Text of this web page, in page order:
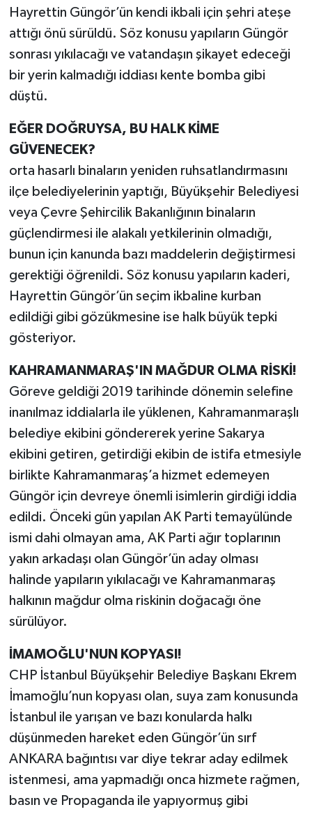
Hayrettin Güngör’ün kendi ikbali için şehri ateşe
attığı önü sürüldü. Söz konusu yapıların Güngör
sonrası yıkılacağı ve vatandaşın şikayet edeceği
bir yerin kalmadığı iddiası kente bomba gibi
düştü.
EĞER DOĞRUYSA, BU HALK KİME
GÜVENECEK?
orta hasarlı binaların yeniden ruhsatlandırmasını
ilçe belediyelerinin yaptığı, Büyükşehir Belediyesi
veya Çevre Şehircilik Bakanlığının binaların
güçlendirmesi ile alakalı yetkilerinin olmadığı,
bunun için kanunda bazı maddelerin değiştirmesi
gerektiği öğrenildi. Söz konusu yapıların kaderi,
Hayrettin Güngör’ün seçim ikbaline kurban
edildiği gibi gözükmesine ise halk büyük tepki
gösteriyor.
KAHRAMANMARAŞ'IN MAĞDUR OLMA RİSKİ!
Göreve geldiği 2019 tarihinde dönemin selefine
inanılmaz iddialarla ile yüklenen, Kahramanmaraşlı
belediye ekibini göndererek yerine Sakarya
ekibini getiren, getirdiği ekibin de istifa etmesiyle
birlikte Kahramanmaraş’a hizmet edemeyen
Güngör için devreye önemli isimlerin girdiği iddia
edildi. Önceki gün yapılan AK Parti temayülünde
ismi dahi olmayan ama, AK Parti ağır toplarının
yakın arkadaşı olan Güngör’ün aday olması
halinde yapıların yıkılacağı ve Kahramanmaraş
halkının mağdur olma riskinin doğacağı öne
sürülüyor.
İMAMOĞLU'NUN KOPYASI!
CHP İstanbul Büyükşehir Belediye Başkanı Ekrem
İmamoğlu’nun kopyası olan, suya zam konusunda
İstanbul ile yarışan ve bazı konularda halkı
düşünmeden hareket eden Güngör’ün sırf
ANKARA bağıntısı var diye tekrar aday edilmek
istenmesi, ama yapmadığı onca hizmete rağmen,
basın ve Propaganda ile yapıyormuş gibi
KÜLTÜR SANAT